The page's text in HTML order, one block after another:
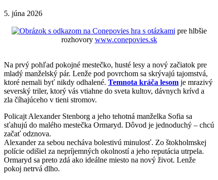
5. júna 2026
hra s otázkami pre hlbšie
rozhovory www.conepovies.sk
Na prvý pohľad pokojné mestečko, husté lesy a nový začiatok pre
mladý manželský pár. Lenže pod povrchom sa skrývajú tajomstvá,
ktoré nemali byť nikdy odhalené. Temnota kráča lesom je mrazivý
severský triler, ktorý vás vtiahne do sveta kultov, dávnych krívd a
zla číhajúceho v tieni stromov.
Policajt Alexander Stenborg a jeho tehotná manželka Sofia sa
sťahujú do malého mestečka Ormaryd. Dôvod je jednoduchý – chcú
začať odznova.
Alexander za sebou necháva bolestivú minulosť. Zo štokholmskej
polície odišiel za nepríjemných okolností a jeho reputácia utrpela.
Ormaryd sa preto zdá ako ideálne miesto na nový život. Lenže
pokoj netrvá dlho.